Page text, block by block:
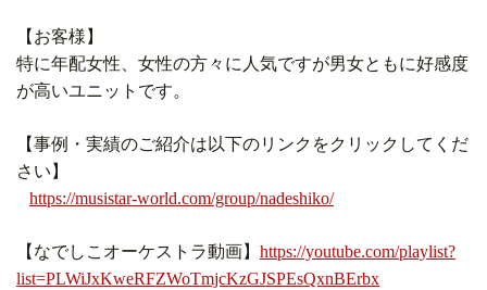
【お客様】
特に年配女性、女性の方々に人気ですが男女ともに好感度
が高いユニットです。
【事例・実績のご紹介は以下のリンクをクリックしてくだ
さい】
https://musistar-world.com/group/nadeshiko/
【なでしこオーケストラ動画】 https://youtube.com/playlist?
list=PLWiJxKweRFZWoTmjcKzGJSPEsQxnBErbx